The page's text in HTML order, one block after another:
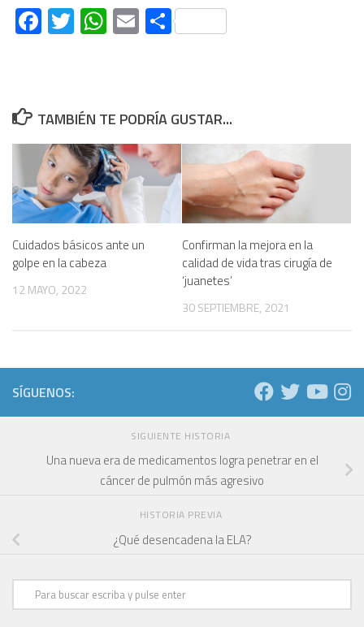
Facebook
Twitter
WhatsApp
EmailCompartir
TAMBIÉN TE PODRÍA GUSTAR...
Cuidados básicos ante un
golpe en la cabeza
12 MAYO, 2022
Confirman la mejora en la
calidad de vida tras cirugía de
‘juanetes’
30 SEPTIEMBRE, 2021
SÍGUENOS:
SIGUIENTE HISTORIA
Una nueva era de medicamentos logra penetrar en el
cáncer de pulmón más agresivo
HISTORIA PREVIA
¿Qué desencadena la ELA?